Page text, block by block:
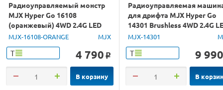
Радиоуправляемый монстр
MJX Hyper Go 16108
(оранжевый) 4WD 2.4G LED
1/16 RTR
MJX-16108-ORANGE MJX
Т 4 790 o
В корзину
Радиоуправляемая
для дрифта MJX Hyper Go
14301 Brushless 4WD 2.4G
1/14 RTR
MJX-14301
Т 9 990
В